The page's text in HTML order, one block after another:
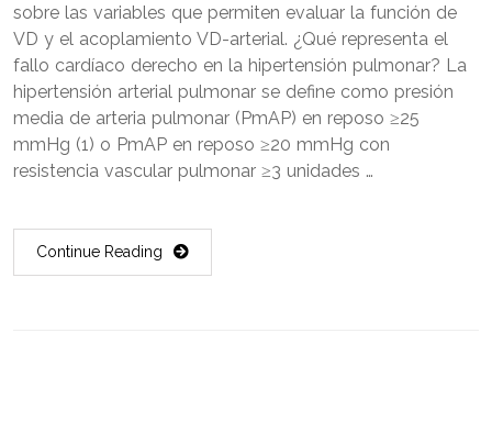
sobre las variables que permiten evaluar la función de
VD y el acoplamiento VD-arterial. ¿Qué representa el
fallo cardíaco derecho en la hipertensión pulmonar? La
hipertensión arterial pulmonar se define como presión
media de arteria pulmonar (PmAP) en reposo ≥25
mmHg (1) o PmAP en reposo ≥20 mmHg con
resistencia vascular pulmonar ≥3 unidades …
Continue Reading